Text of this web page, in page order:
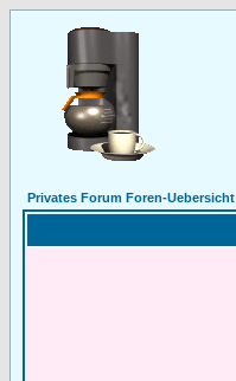
Privates Forum Foren-Uebersicht